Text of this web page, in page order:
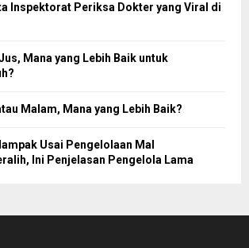
Inspektorat Periksa Dokter yang Viral di
Mana yang Lebih Baik untuk
Malam, Mana yang Lebih Baik?
Usai Pengelolaan Mal
Ini Penjelasan Pengelola Lama